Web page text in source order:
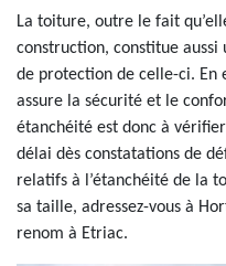
La toiture, outre le fait
construction, constitue
de protection de celle-ci.
assure la sécurité et le
étanchéité est donc à
délai dès constatations de
relatifs à l’étanchéité de la
sa taille, adressez-vous à
renom à Etriac.